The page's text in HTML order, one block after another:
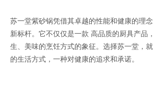
苏一堂紫砂锅凭借其卓越的性能和健康的理
新标杆。它不仅仅是一款 高品质的厨具产品
生、美味的烹饪方式的象征。选择苏一堂，
的生活方式，一种对健康的追求和承诺。